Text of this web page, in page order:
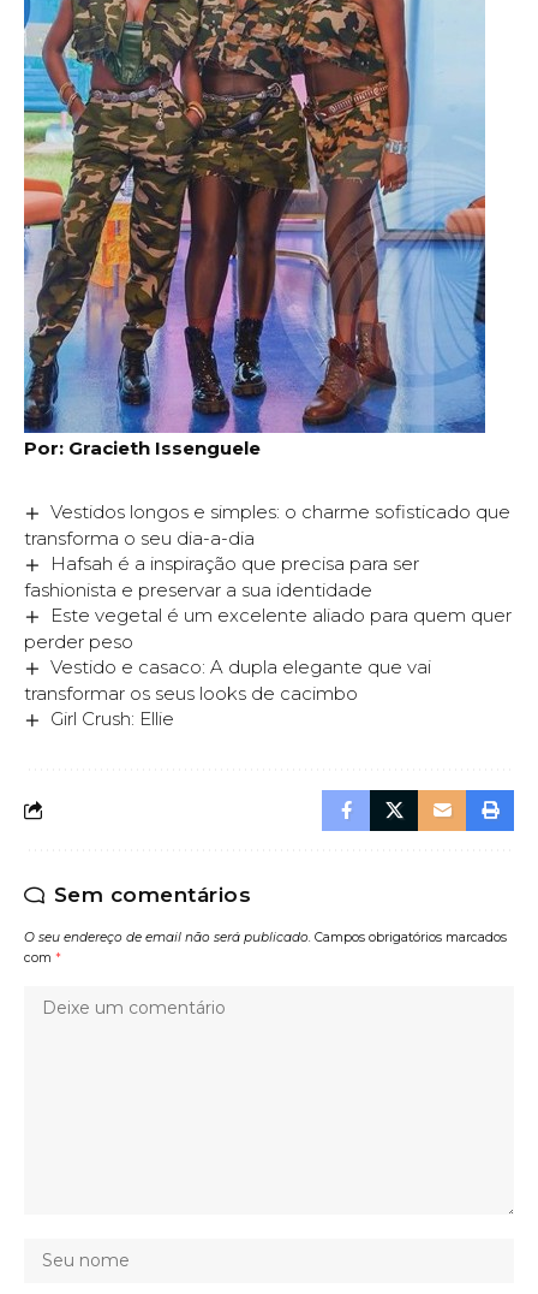
Por: Gracieth Issenguele
Vestidos longos e simples: o charme sofisticado que
transforma o seu dia-a-dia
Hafsah é a inspiração que precisa para ser
fashionista e preservar a sua identidade
Este vegetal é um excelente aliado para quem quer
perder peso
Vestido e casaco: A dupla elegante que vai
transformar os seus looks de cacimbo
Girl Crush: Ellie
Sem comentários
O seu endereço de email não será publicado. Campos obrigatórios marcados
com *